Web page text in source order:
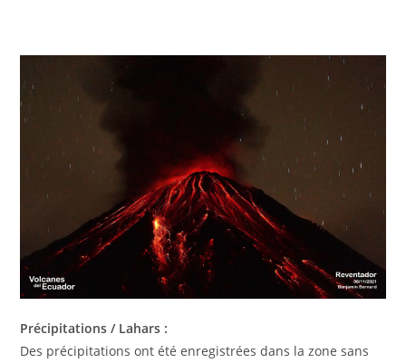
Précipitations / Lahars :
Des précipitations ont été enregistrées dans la zone sans